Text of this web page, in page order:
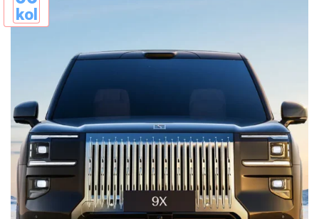
kol